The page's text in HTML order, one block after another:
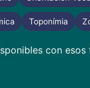
Toponímia
con esos